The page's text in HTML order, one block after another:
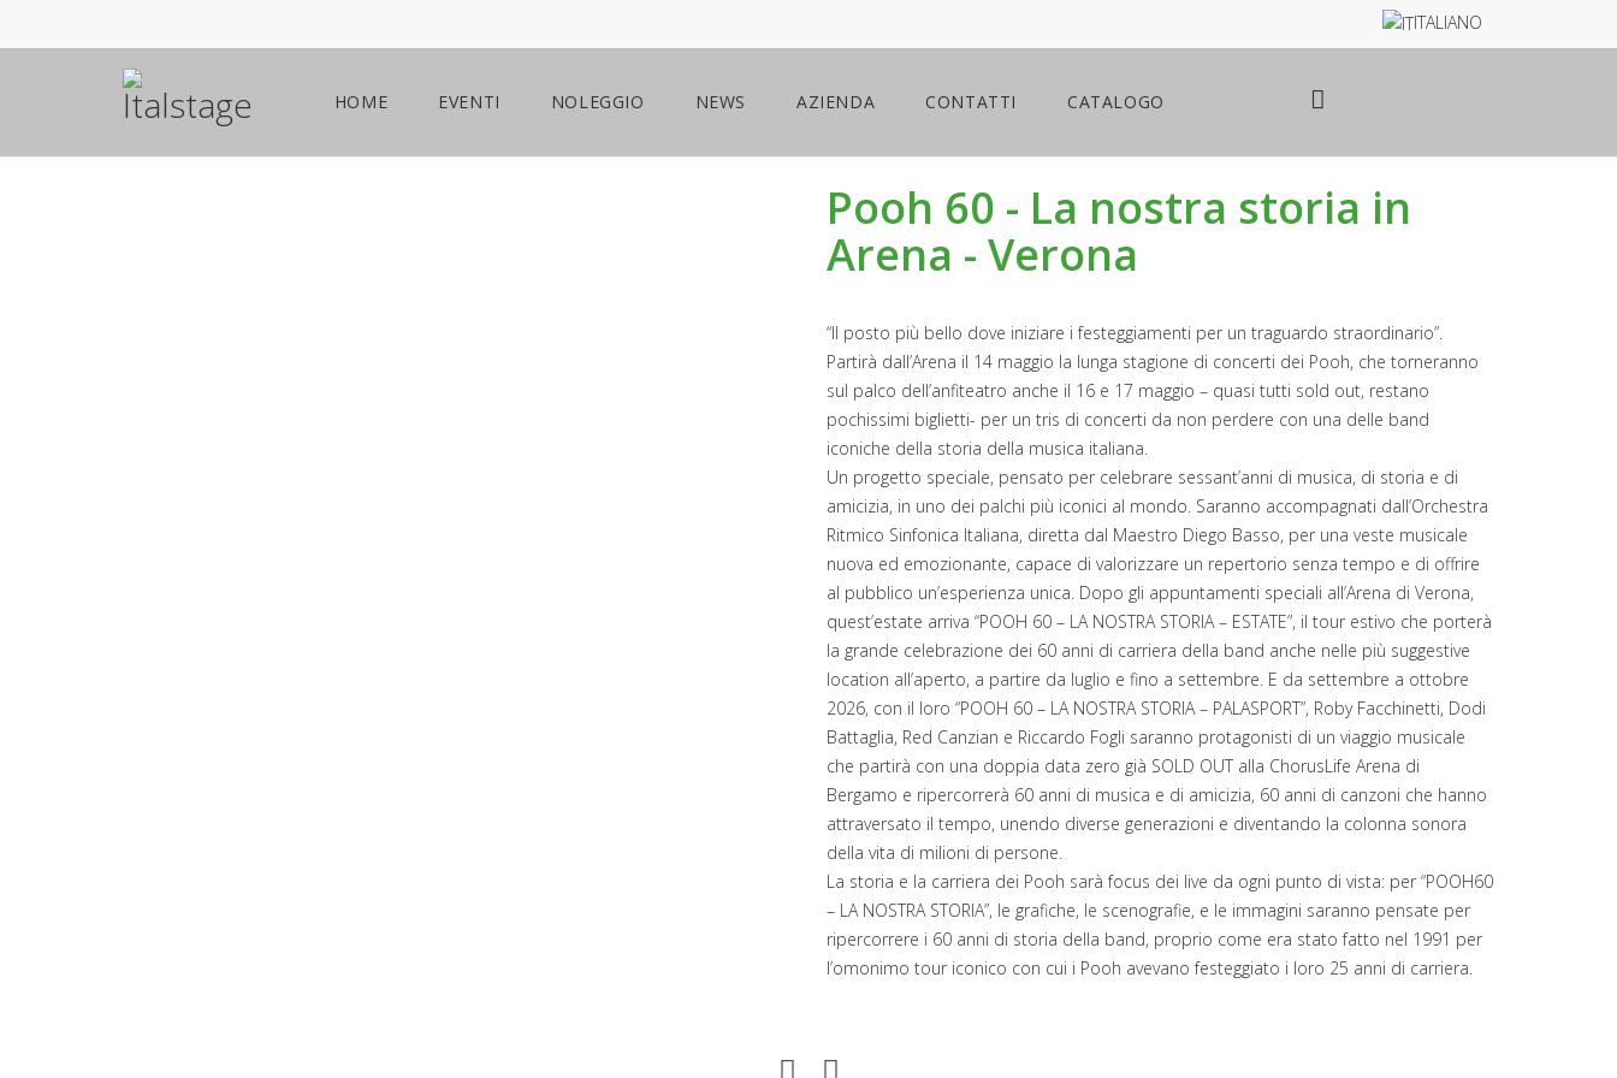
ITALIANO
HOME EVENTI NOLEGGIO NEWS AZIENDA CONTATTI CATALOGO
Pooh 60 - La nostra storia in
Arena - Verona
“Il posto più bello dove iniziare i festeggiamenti per un traguardo straordinario”.
Partirà dall’Arena il 14 maggio la lunga stagione di concerti dei Pooh, che torneranno
sul palco dell’anfiteatro anche il 16 e 17 maggio – quasi tutti sold out, restano
pochissimi biglietti- per un tris di concerti da non perdere con una delle band
iconiche della storia della musica italiana.
Un progetto speciale, pensato per celebrare sessant’anni di musica, di storia e di
amicizia, in uno dei palchi più iconici al mondo. Saranno accompagnati dall’Orchestra
Ritmico Sinfonica Italiana, diretta dal Maestro Diego Basso, per una veste musicale
nuova ed emozionante, capace di valorizzare un repertorio senza tempo e di offrire
al pubblico un’esperienza unica. Dopo gli appuntamenti speciali all’Arena di Verona,
quest’estate arriva “POOH 60 – LA NOSTRA STORIA – ESTATE”, il tour estivo che porterà
la grande celebrazione dei 60 anni di carriera della band anche nelle più suggestive
location all’aperto, a partire da luglio e fino a settembre. E da settembre a ottobre
2026, con il loro “POOH 60 – LA NOSTRA STORIA – PALASPORT”, Roby Facchinetti, Dodi
Battaglia, Red Canzian e Riccardo Fogli saranno protagonisti di un viaggio musicale
che partirà con una doppia data zero già SOLD OUT alla ChorusLife Arena di
Bergamo e ripercorrerà 60 anni di musica e di amicizia, 60 anni di canzoni che hanno
attraversato il tempo, unendo diverse generazioni e diventando la colonna sonora
della vita di milioni di persone.
La storia e la carriera dei Pooh sarà focus dei live da ogni punto di vista: per “POOH60
– LA NOSTRA STORIA”, le grafiche, le scenografie, e le immagini saranno pensate per
ripercorrere i 60 anni di storia della band, proprio come era stato fatto nel 1991 per
l’omonimo tour iconico con cui i Pooh avevano festeggiato i loro 25 anni di carriera.